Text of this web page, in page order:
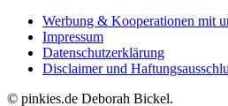
Werbung & Kooperationen mit
Impressum
Datenschutzerklärung
Disclaimer und
© pinkies.de Deborah Bickel.